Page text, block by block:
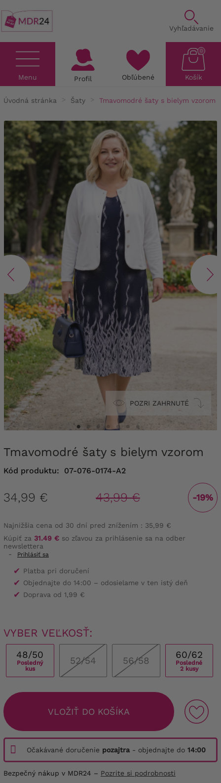
Vyhľadávanie
Menu Profil Obľúbené Košík
0
Úvodná stránka Šaty Tmavomodré šaty s bielym vzorom
POZRI ZAHRNUTÉ
Tmavomodré šaty s bielym vzorom
Kód produktu: 07-076-0174-A2
34,99 € 43,99 € -19%
Najnižšia cena od 30 dní pred znížením : 35,99 €
Kúpiť za 31.49 € so zľavou za prihlásenie sa na odber
newslettera
-
Prihlásiť sa
✔ Platba pri doručení
✔ Objednajte do 14:00 – odosielame v ten istý deň
✔ Doprava od 1,99 €
VYBER VEĽKOSŤ:
48/50
Posledný
kus
52/54 56/58
60/62
Posledné
2 kusy
VLOŽIŤ DO KOŠÍKA
Očakávané doručenie pozajtra - objednajte do 14:00
Bezpečný nákup v MDR24 – Pozrite si podrobnosti